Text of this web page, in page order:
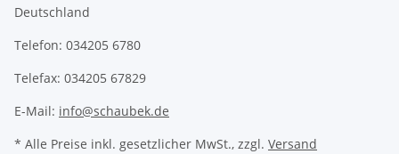
Deutschland
Telefon: 034205 6780
Telefax: 034205 67829
E-Mail: info@schaubek.de
* Alle Preise inkl. gesetzlicher MwSt., zzgl. Versand